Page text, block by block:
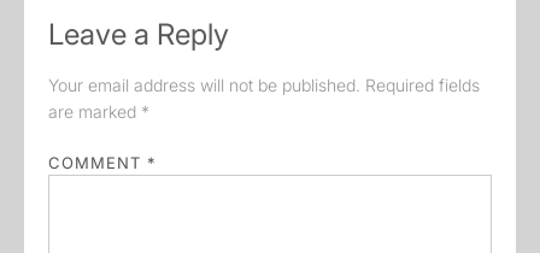
Leave a Reply
Your email address will not be published. Required fields
are marked *
COMMENT *